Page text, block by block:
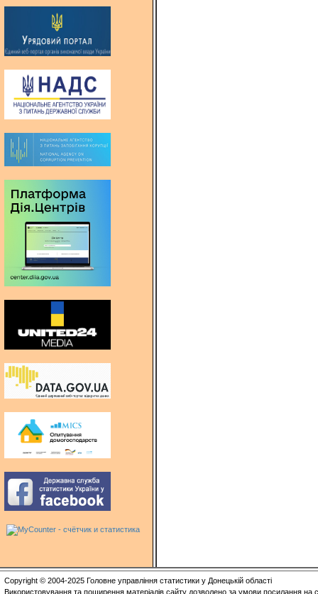
Copyright © 2004-2025 Головне управління статистики у Донецькій області
Використовування та поширення матеріалів сайту дозволено за умови посилання на